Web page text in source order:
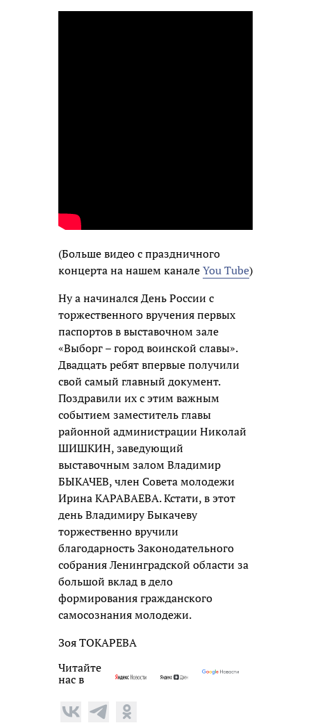
(Больше видео с праздничного
концерта на нашем каналеYou Tube)
Ну а начинался День России с
торжественного вручения первых
паспортов в выставочном зале
«Выборг – город воинской славы».
Двадцать ребят впервые получили
свой самый главный документ.
Поздравили их с этим важным
событием заместитель главы
районной администрации Николай
ШИШКИН, заведующий
выставочным залом Владимир
БЫКАЧЕВ, член Совета молодежи
Ирина КАРАВАЕВА. Кстати, в этот
день Владимиру Быкачеву
торжественно вручили
благодарность Законодательного
собрания Ленинградской области за
большой вклад в дело
формирования гражданского
самосознания молодежи.
Зоя ТОКАРЕВА
Читайте
нас в